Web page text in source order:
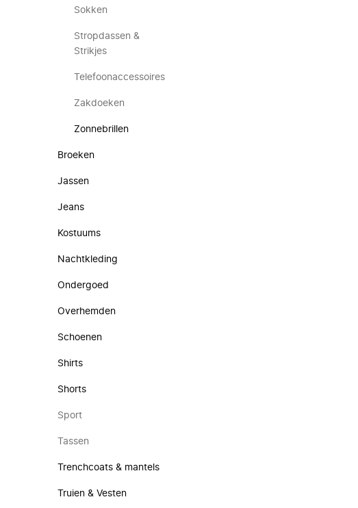
Sokken
Stropdassen &
Strikjes
Telefoonaccessoires
Zakdoeken
Zonnebrillen
Broeken
Jassen
Jeans
Kostuums
Nachtkleding
Ondergoed
Overhemden
Schoenen
Shirts
Shorts
Sport
Tassen
Trenchcoats & mantels
Truien & Vesten